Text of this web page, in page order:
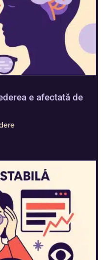
e afectată de